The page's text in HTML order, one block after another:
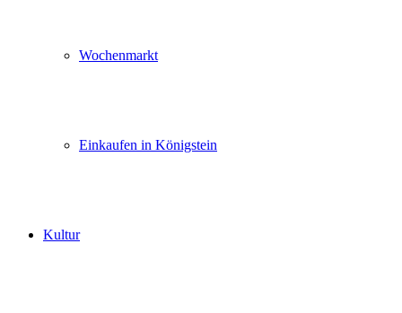
Wochenmarkt
Einkaufen in Königstein
Kultur